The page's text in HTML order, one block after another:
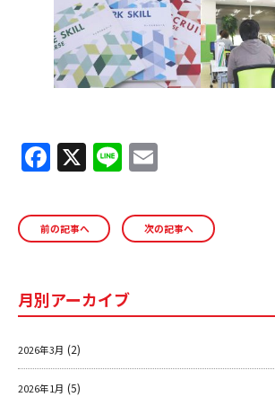
F
a
c
e
o
o
k
X Li
n
e ai
l
前の記事へ 次の記事へ
月別アーカイブ
2026年3月 (2)
2026年1月 (5)